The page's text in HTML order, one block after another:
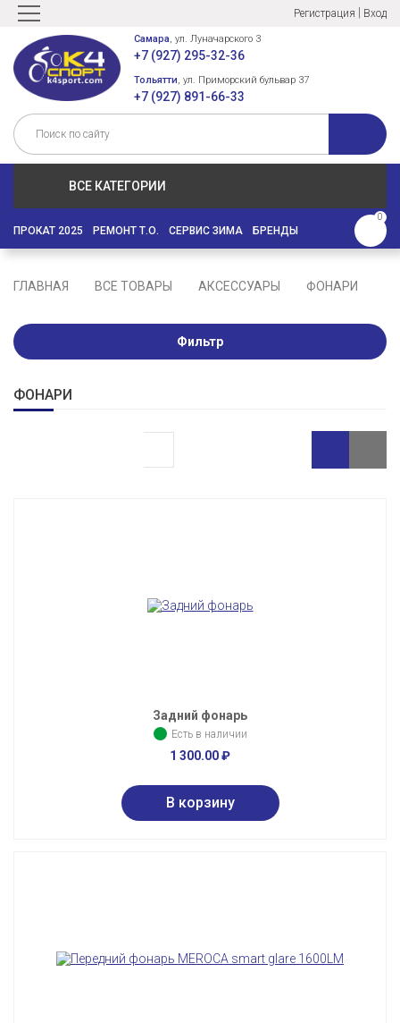
Регистрация Вход
Самара, ул. Луначарского 3
+7 (927) 295-32-36
Тольятти, ул. Приморский бульвар 37
+7 (927) 891-66-33
ВСЕ КАТЕГОРИИ
ПРОКАТ 2025 РЕМОНТ Т.О. СЕРВИС ЗИМА БРЕНДЫ
0
ГЛАВНАЯ ВСЕ ТОВАРЫ АКСЕССУАРЫ ФОНАРИ
Фильтр
ФОНАРИ
Задний фонарь
Есть в наличии
1 300.00₽